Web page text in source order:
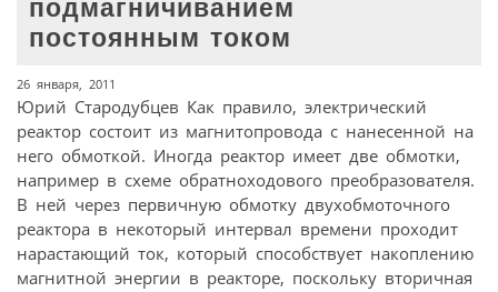
подмагничиванием
постоянным током
26 января, 2011
Юрий Стародубцев Как правило, электрический
реактор состоит из магнитопровода с нанесенной на
него обмоткой. Иногда реактор имеет две обмотки,
например в схеме обратноходового преобразователя.
В ней через первичную обмотку двухобмоточного
реактора в некоторый интервал времени проходит
нарастающий ток, который способствует накоплению
магнитной энергии в реакторе, поскольку вторичная